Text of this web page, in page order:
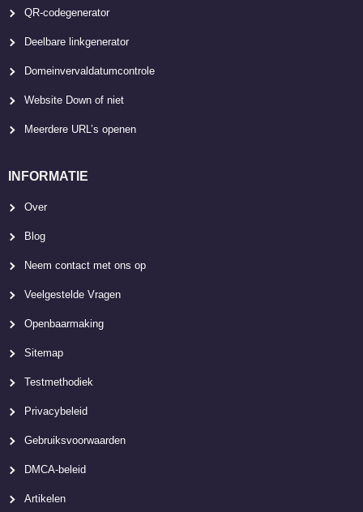
QR-codegenerator
Deelbare linkgenerator
Domeinvervaldatumcontrole
Website Down of niet
Meerdere URL’s openen
INFORMATIE
Over
Blog
Neem contact met ons op
Veelgestelde Vragen
Openbaarmaking
Sitemap
Testmethodiek
Privacybeleid
Gebruiksvoorwaarden
DMCA-beleid
Artikelen